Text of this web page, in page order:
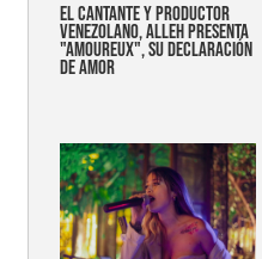
EL CANTANTE Y PRODUCTOR
VENEZOLANO, ALLEH PRESENTA
"AMOUREUX", SU DECLARACIÓN
DE AMOR